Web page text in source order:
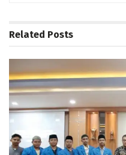
Related Posts